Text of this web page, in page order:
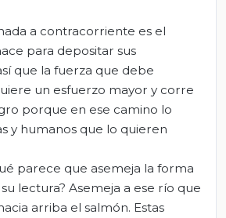
a contracorriente es el
para depositar sus
que la fuerza que debe
un esfuerzo mayor y corre
porque en ese camino lo
y humanos que lo quieren
parece que asemeja la forma
lectura? Asemeja a ese río que
arriba el salmón. Estas